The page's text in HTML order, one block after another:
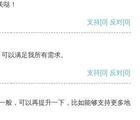
哒！
支持[0] 反对[0]
以满足我所有需求。
支持[0] 反对[0]
般，可以再提升一下，比如能够支持更多地